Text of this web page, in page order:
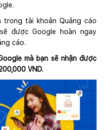
tài khoản Quảng cáo
được Google hoàn ngay
cáo.
mà bạn sẽ nhận được
VND.